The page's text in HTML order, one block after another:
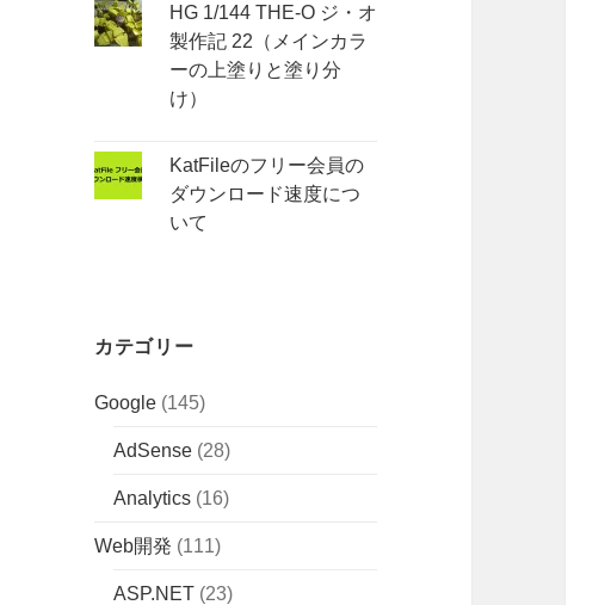
HG 1/144 THE-O ジ・オ
製作記 22（メインカラ
ーの上塗りと塗り分
け）
KatFileのフリー会員の
ダウンロード速度につ
いて
カテゴリー
Google (145)
AdSense (28)
Analytics (16)
Web開発 (111)
ASP.NET (23)